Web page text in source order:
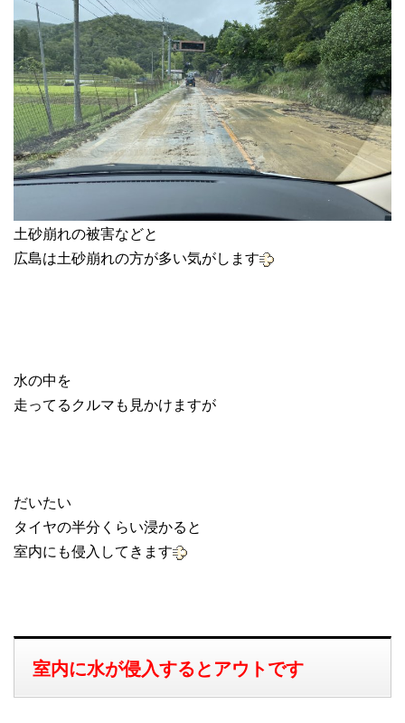
土砂崩れの被害などと
広島は土砂崩れの方が多い気がします
水の中を
走ってるクルマも見かけますが
だいたい
タイヤの半分くらい浸かると
室内にも侵入してきます
室内に水が侵入するとアウトです